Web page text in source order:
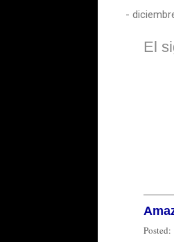
-
El
Posted: